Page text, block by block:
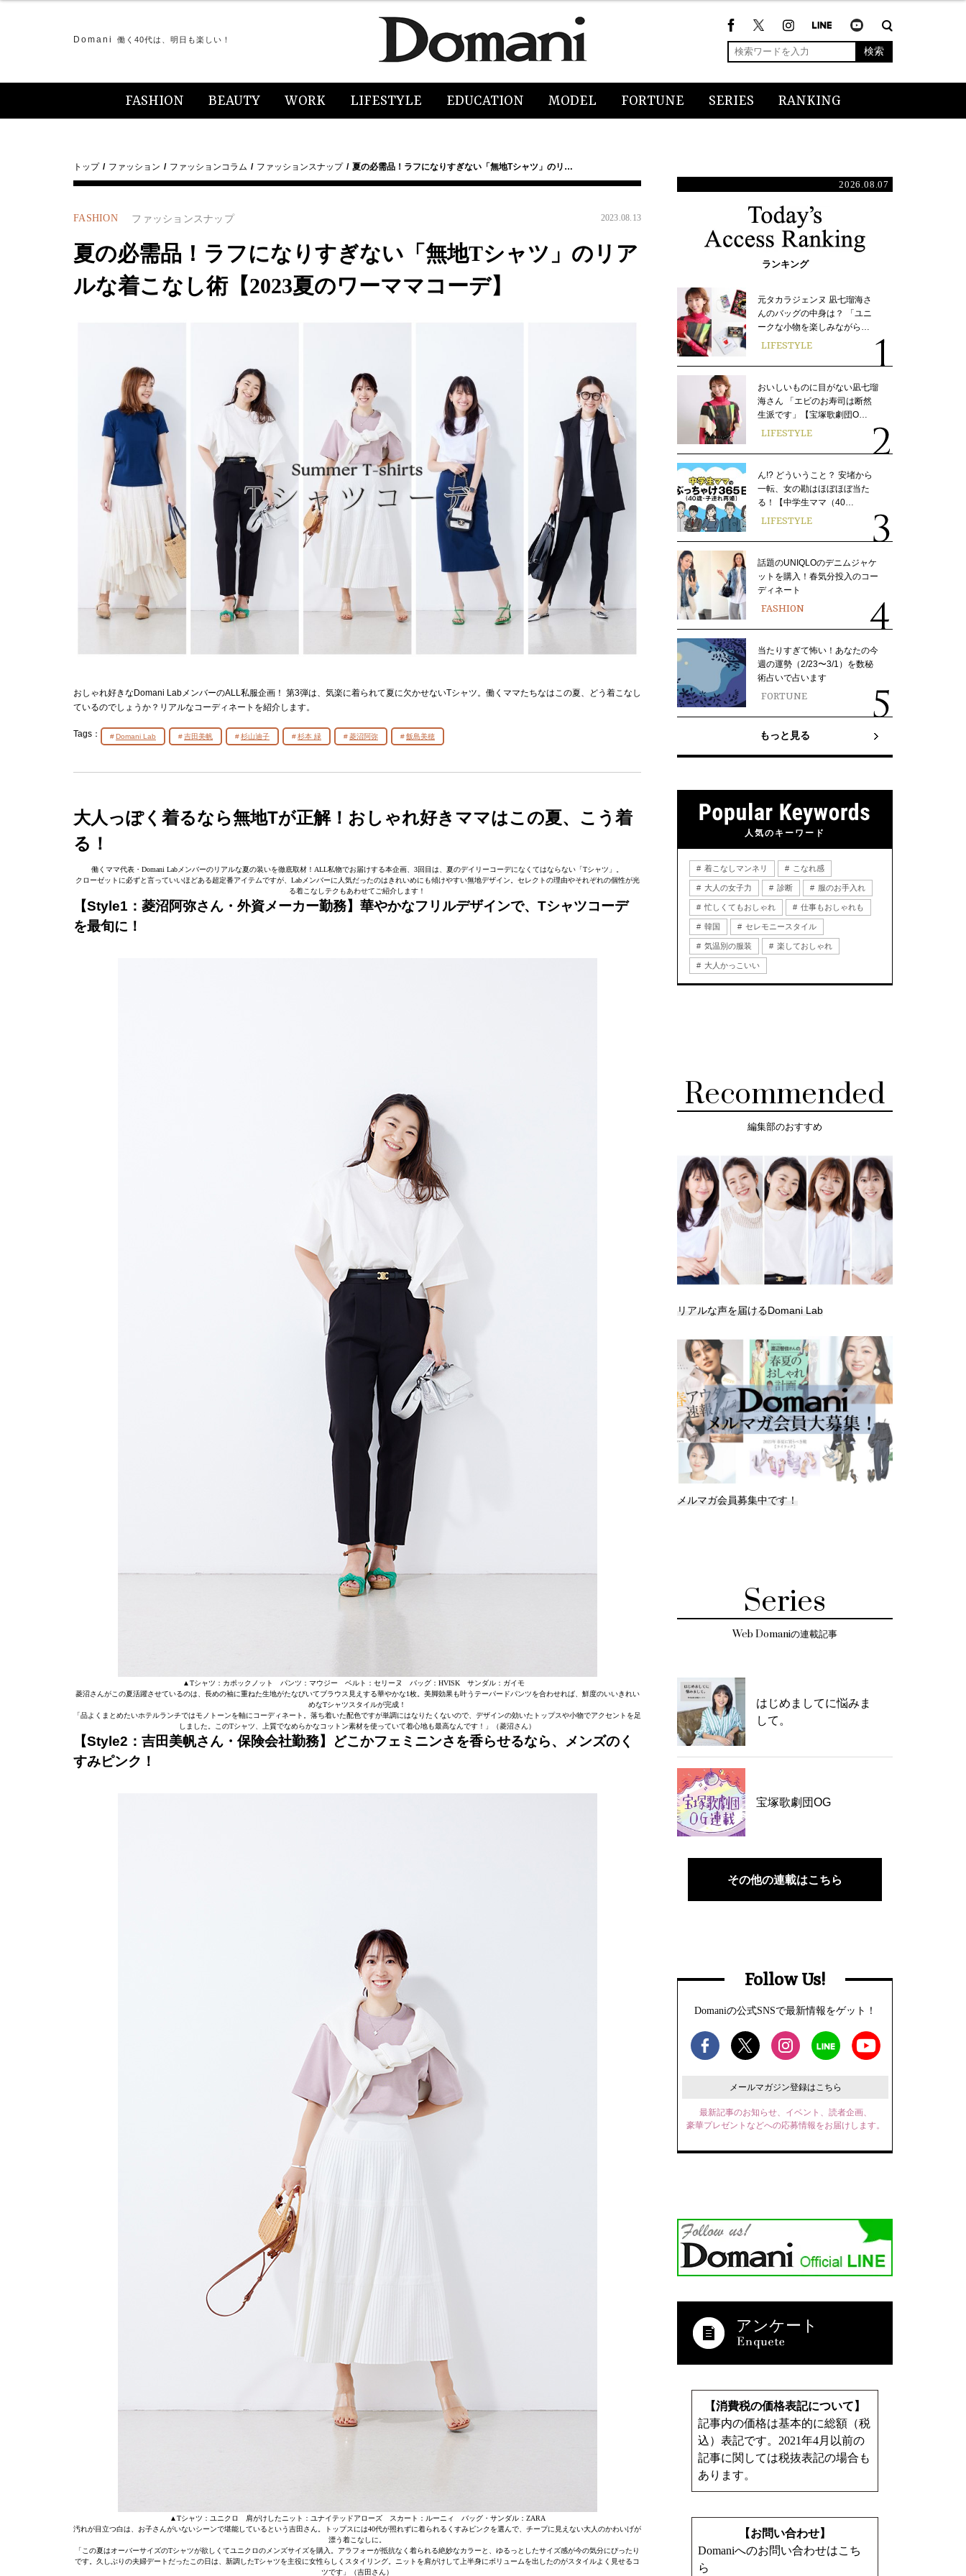
Domani 働く40代は、明日も楽しい！
検索
FASHION BEAUTY WORK LIFESTYLE EDUCATION MODEL FORTUNE SERIES RANKING
トップ ファッション ファッションコラム ファッションスナップ 夏の必需品！ラフになりすぎない「無地Tシャツ」のリ…
FASHION ファッションスナップ 2023.08.13
夏の必需品！ラフになりすぎない「無地Tシャツ」のリア
ルな着こなし術【2023夏のワーママコーデ】
おしゃれ好きなDomani LabメンバーのALL私服企画！ 第3弾は、気楽に着られて夏に欠かせないTシャツ。働くママたちなはこの夏、どう着こなし
ているのでしょうか？リアルなコーディネートを紹介します。
Tags： Domani Lab 吉田美帆 杉山迪子 杉本 緑 菱沼阿弥 飯島美穂
大人っぽく着るなら無地Tが正解！おしゃれ好きママはこの夏、こう着
る！
働くママ代表・Domani Labメンバーのリアルな夏の装いを徹底取材！ALL私物でお届けする本企画、3回目は、夏のデイリーコーデになくてはならない「Tシャツ」。
クローゼットに必ずと言っていいほどある超定番アイテムですが、Labメンバーに人気だったのはきれいめにも傾けやすい無地デザイン。セレクトの理由やそれぞれの個性が光
る着こなしテクもあわせてご紹介します！
【Style1：菱沼阿弥さん・外資メーカー勤務】華やかなフリルデザインで、Tシャツコーデ
を最旬に！
▲Tシャツ：カポックノット パンツ：マウジー ベルト：セリーヌ バッグ：HVISK サンダル：ガイモ
菱沼さんがこの夏活躍させているのは、長めの袖に重ねた生地がたなびいてブラウス見えする華やかな1枚。美脚効果も叶うテーパードパンツを合わせれば、鮮度のいいきれい
めなTシャツスタイルが完成！
「品よくまとめたいホテルランチではモノトーンを軸にコーディネート。落ち着いた配色ですが単調にはなりたくないので、デザインの効いたトップスや小物でアクセントを足
しました。このTシャツ、上質でなめらかなコットン素材を使っていて着心地も最高なんです！」（菱沼さん）
【Style2：吉田美帆さん・保険会社勤務】どこかフェミニンさを香らせるなら、メンズのく
すみピンク！
▲Tシャツ：ユニクロ 肩がけしたニット：ユナイテッドアローズ スカート：ルーニィ バッグ・サンダル：ZARA
汚れが目立つ白は、お子さんがいないシーンで堪能しているという吉田さん。トップスには40代が照れずに着られるくすみピンクを選んで、チープに見えない大人のかわいげが
漂う着こなしに。
「この夏はオーバーサイズのTシャツが欲しくてユニクロのメンズサイズを購入。アラフォーが抵抗なく着られる絶妙なカラーと、ゆるっとしたサイズ感が今の気分にぴったり
です。久しぶりの夫婦デートだったこの日は、新調したTシャツを主役に女性らしくスタイリング。ニットを肩がけして上半身にボリュームを出したのがスタイルよく見せるコ
ツです」（吉田さん）
2026.08.07
ランキング
元タカラジェンヌ 凪七瑠海さ
んのバッグの中身は？ 「ユニ
ークな小物を楽しみながら…
LIFESTYLE
おいしいものに目がない凪七瑠
海さん 「エビのお寿司は断然
生派です」【宝塚歌劇団O…
LIFESTYLE
ん!? どういうこと？ 安堵から
一転、女の勘はほぼほぼ当た
る！【中学生ママ（40…
LIFESTYLE
話題のUNIQLOのデニムジャケ
ットを購入！春気分投入のコー
ディネート
FASHION
当たりすぎて怖い！あなたの今
週の運勢（2/23〜3/1）を数秘
術占いで占います
FORTUNE
もっと見る
人気のキーワード
着こなしマンネリ こなれ感
大人の女子力 診断 服のお手入れ
忙しくてもおしゃれ 仕事もおしゃれも
韓国 セレモニースタイル
気温別の服装 楽しておしゃれ
大人かっこいい
Recommended
編集部のおすすめ
リアルな声を届けるDomani Lab
メルマガ会員募集中です！
Series
Web Domaniの連載記事
はじめましてに悩みま
して。
宝塚歌劇団OG
その他の連載はこちら
Follow Us!
Domaniの公式SNSで最新情報をゲット！
メールマガジン登録はこちら
最新記事のお知らせ、イベント、読者企画、
豪華プレゼントなどへの応募情報をお届けします。
アンケート
【消費税の価格表記について】
記事内の価格は基本的に総額（税
込）表記です。2021年4月以前の
記事に関しては税抜表記の場合も
あります。
【お問い合わせ】
Domaniへのお問い合わせはこち
ら